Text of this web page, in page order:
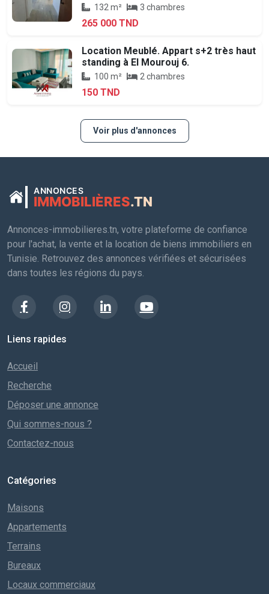
132 m² 3 chambres
265 000 TND
Location Meublé. Appart s+2 très haut
standing à El Mourouj 6.
100 m² 2 chambres
150 TND
Voir plus d'annonces
ANNONCES
IMMOBILIÈRES.TN
Annonces-immobilieres.tn, votre plateforme de confiance
pour l'achat, la vente et la location de biens immobiliers en
Tunisie. Retrouvez des annonces vérifiées et sécurisées
dans toutes les régions du pays.
Liens rapides
Accueil
Recherche
Déposer une annonce
Qui sommes-nous ?
Contactez-nous
Catégories
Maisons
Appartements
Terrains
Bureaux
Locaux commerciaux